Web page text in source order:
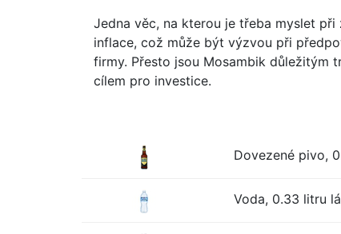
Jedna věc, na kterou je třeba myslet
inflace, což může být výzvou při
firmy. Přesto jsou Mosambik důležitým
cílem pro investice.
Dovezené pivo,
Voda, 0.33 litru